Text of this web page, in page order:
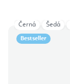
Bestseller
Černá Šedá